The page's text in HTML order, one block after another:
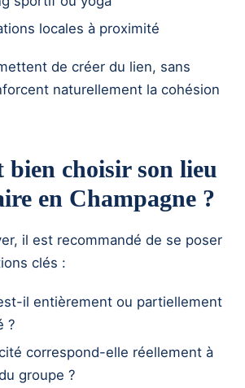
locales à proximité
de créer du lien, sans
naturellement la cohésion
bien choisir son lieu
en Champagne ?
il est recommandé de se poser
clés :
il entièrement ou partiellement
?
correspond-elle réellement à
groupe ?